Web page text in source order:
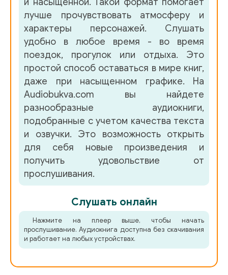
лучше прочувствовать атмосферу и
характеры персонажей. Слушать
удобно в любое время - во время
поездок, прогулок или отдыха. Это
простой способ оставаться в мире книг,
даже при насыщенном графике. На
Audiobukva.com вы найдете
разнообразные аудиокниги,
подобранные с учетом качества текста
и озвучки. Это возможность открыть
для себя новые произведения и
получить удовольствие от
прослушивания.
Слушать онлайн
Нажмите на плеер выше, чтобы начать
прослушивание. Аудиокнига доступна без скачивания
и работает на любых устройствах.